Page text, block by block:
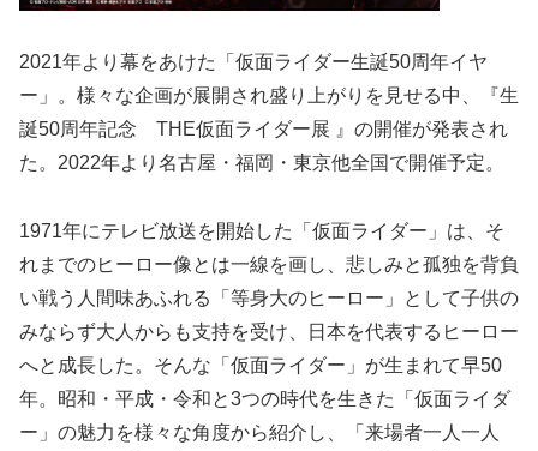
2021年より幕をあけた「仮面ライダー生誕50周年イヤ
ー」。様々な企画が展開され盛り上がりを見せる中、『生
誕50周年記念 THE仮面ライダー展 』の開催が発表され
た。2022年より名古屋・福岡・東京他全国で開催予定。
1971年にテレビ放送を開始した「仮面ライダー」は、そ
れまでのヒーロー像とは一線を画し、悲しみと孤独を背負
い戦う人間味あふれる「等身大のヒーロー」として子供の
みならず大人からも支持を受け、日本を代表するヒーロー
へと成長した。そんな「仮面ライダー」が生まれて早50
年。昭和・平成・令和と3つの時代を生きた「仮面ライダ
ー」の魅力を様々な角度から紹介し、「来場者一人一人